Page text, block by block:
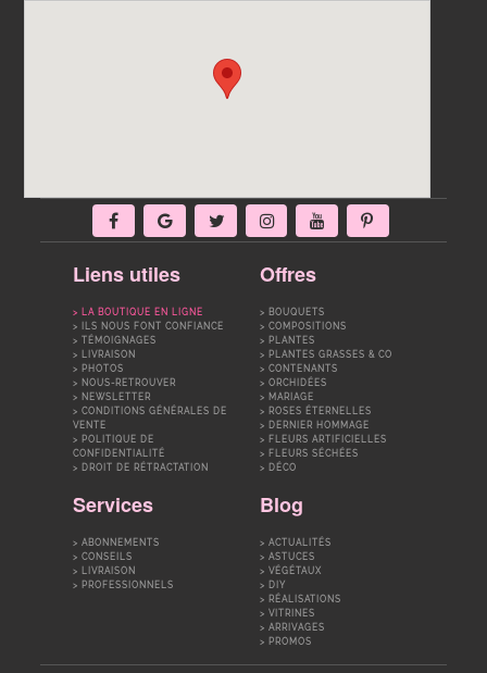
Liens utiles
LA BOUTIQUE EN LIGNE
ILS NOUS FONT CONFIANCE
TÉMOIGNAGES
LIVRAISON
PHOTOS
NOUS-RETROUVER
NEWSLETTER
CONDITIONS GÉNÉRALES DE
VENTE
POLITIQUE DE
CONFIDENTIALITÉ
DROIT DE RÉTRACTATION
Offres
BOUQUETS
COMPOSITIONS
PLANTES
PLANTES GRASSES & CO
CONTENANTS
ORCHIDÉES
MARIAGE
ROSES ÉTERNELLES
DERNIER HOMMAGE
FLEURS ARTIFICIELLES
FLEURS SÉCHÉES
DÉCO
Services
ABONNEMENTS
CONSEILS
LIVRAISON
PROFESSIONNELS
Blog
ACTUALITÉS
ASTUCES
VÉGÉTAUX
DIY
RÉALISATIONS
VITRINES
ARRIVAGES
PROMOS